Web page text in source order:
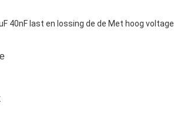
40nF last en lossing de de Met hoog voltage